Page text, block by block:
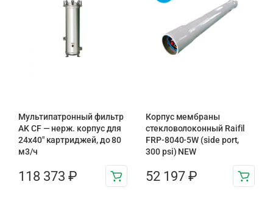
Мультипатронный фильтр
AK CF — нерж. корпус для
24х40″ картриджей, до 80
м3/ч
118 373 ₽
Корпус мембраны
стекловолоконный Raifil
FRP-8040-5W (side port,
300 psi) NEW
52 197 ₽